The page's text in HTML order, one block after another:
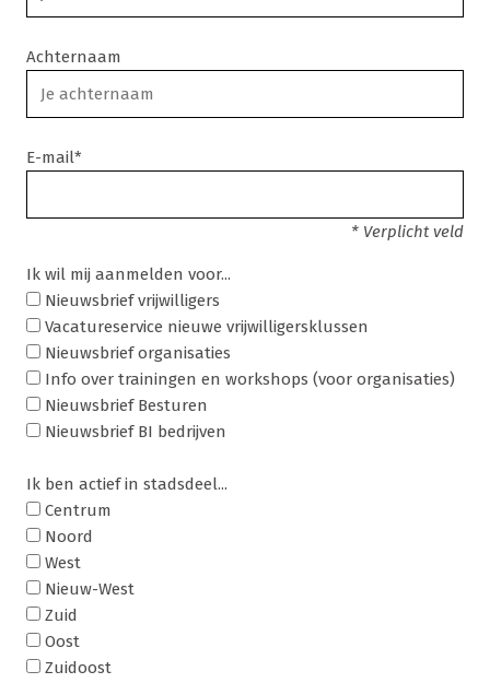
Achternaam
E-mail*
* Verplicht veld
Ik wil mij aanmelden voor...
Nieuwsbrief vrijwilligers
Vacatureservice nieuwe vrijwilligersklussen
Nieuwsbrief organisaties
Info over trainingen en workshops (voor organisaties)
Nieuwsbrief Besturen
Nieuwsbrief BI bedrijven
Ik ben actief in stadsdeel...
Centrum
Noord
West
Nieuw-West
Zuid
Oost
Zuidoost